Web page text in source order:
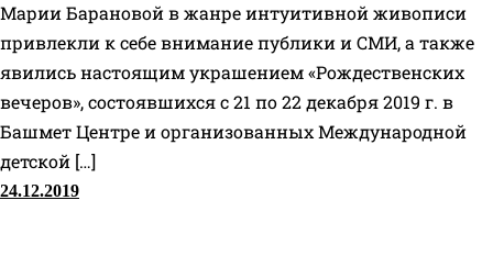
Марии Барановой в жанре интуитивной живописи
привлекли к себе внимание публики и СМИ, а также
явились настоящим украшением «Рождественских
вечеров», состоявшихся с 21 по 22 декабря 2019 г. в
Башмет Центре и организованных Международной
детской […]
24.12.2019